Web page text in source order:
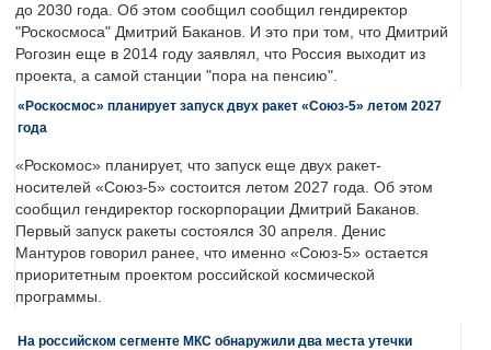
до 2030 года. Об этом сообщил сообщил гендиректор
"Роскосмоса" Дмитрий Баканов. И это при том, что Дмитрий
Рогозин еще в 2014 году заявлял, что Россия выходит из
проекта, а самой станции "пора на пенсию".
«Роскосмос» планирует запуск двух ракет «Союз-5» летом 2027
года
«Роскомос» планирует, что запуск еще двух ракет-
носителей «Союз-5» состоится летом 2027 года. Об этом
сообщил гендиректор госкорпорации Дмитрий Баканов.
Первый запуск ракеты состоялся 30 апреля. Денис
Мантуров говорил ранее, что именно «Союз-5» остается
приоритетным проектом российской космической
программы.
На российском сегменте МКС обнаружили два места утечки